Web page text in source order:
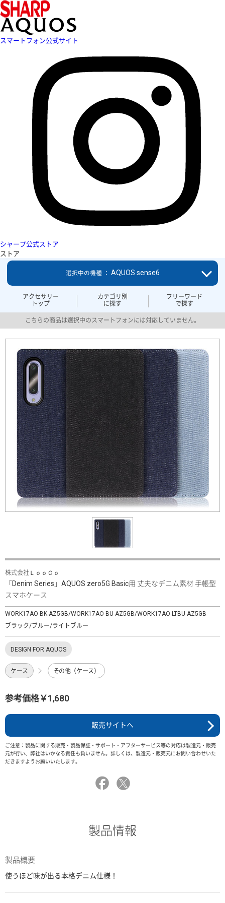
スマートフォン公式サイト
シャープ公式ストア
ストア
アクセサリー
トップ
カテゴリ別
に探す
フリーワード
で探す
選択中の機種 ： AQUOS sense6
こちらの商品は選択中のスマートフォンには対応していません。
株式会社ＬｏｏＣｏ
「Denim Series」AQUOS zero5G Basic用 丈夫なデニム素材 手帳型
スマホケース
WORK17AO-BK-AZ5GB/WORK17AO-BU-AZ5GB/WORK17AO-LTBU-AZ5GB
ブラック/ブルー/ライトブルー
DESIGN FOR AQUOS
ケース その他（ケース）
参考価格￥1,680
販売サイトへ
ご注意：製品に関する販売・製品保証・サポート・アフターサービス等の対応は製造元・販売
元が行い、弊社はいかなる責任も負いません。詳しくは、製造元・販売元にお問い合わせいた
だきますようお願いいたします。
製品情報
製品概要
使うほど味が出る本格デニム仕様！